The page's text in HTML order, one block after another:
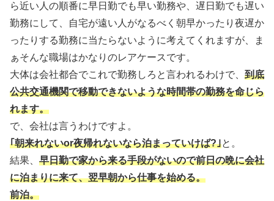
ら近い人の順番に早日勤でも早い勤務や、遅日勤でも遅い
勤務にして、自宅が遠い人がなるべく朝早かったり夜遅か
ったりする勤務に当たらないように考えてくれますが、ま
ぁそんな職場はかなりのレアケースです。
大体は会社都合でこれで勤務しろと言われるわけで、 到底
公共交通機関で移動できないような時間帯の勤務を命じら
れます。
で、会社は言うわけですよ。
｢朝来れないor夜帰れないなら泊まっていけば?｣と。
結果、 早日勤で家から来る手段がないので前日の晩に会社
に泊まりに来て、翌早朝から仕事を始める。
前泊。